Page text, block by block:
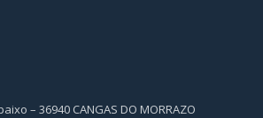
– 36940 CANGAS DO MORRAZO